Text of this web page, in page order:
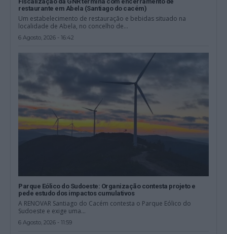
restaurante em Abela (Santiago do cacém)
Um estabelecimento de restauração e bebidas situado na
localidade de Abela, no concelho de...
6 Agosto, 2026 - 16:42
Parque Eólico do Sudoeste: Organização contesta projeto e
pede estudo dos impactos cumulativos
A RENOVAR Santiago do Cacém contesta o Parque Eólico do
Sudoeste e exige uma...
6 Agosto, 2026 - 11:59